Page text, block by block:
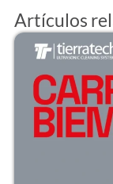
Artículos